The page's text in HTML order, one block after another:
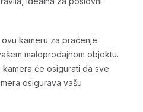
ovu kameru za praćenje
maloprodajnom objektu.
će osigurati da sve
osigurava vašu